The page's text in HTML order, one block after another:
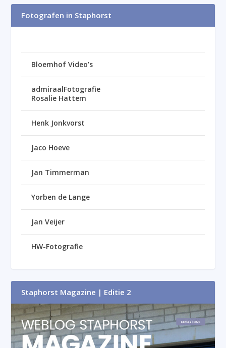
Fotografen in Staphorst
Bloemhof Video’s
admiraalFotografie
Rosalie Hattem
Henk Jonkvorst
Jaco Hoeve
Jan Timmerman
Yorben de Lange
Jan Veijer
HW-Fotografie
Staphorst Magazine | Editie 2